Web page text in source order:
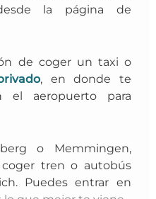
la página de
de coger un taxi o
, en donde te
el aeropuerto para
o Memmingen,
tren o autobús
Puedes entrar en